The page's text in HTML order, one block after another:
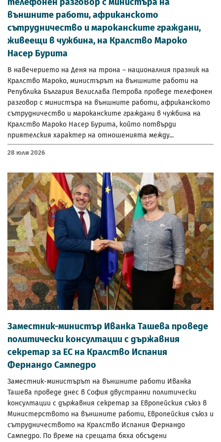
външните работи, африканското
сътрудничество и мароканските граждани,
живеещи в чужбина, на Кралство Мароко
Насер Бурита
В навечерието на Деня на трона – националния празник на
Кралство Мароко, министърът на външните работи на
Република България Велислава Петрова проведе телефонен
разговор с министъра на външните работи, африканското
сътрудничество и мароканските граждани в чужбина на
Кралство Мароко Насер Бурита, който потвърди
приятелския характер на отношенията между...
28 Юли 2026
Заместник-министър Иванка Ташева проведе
политически консултации с държавния
секретар за ЕС на Кралство Испания
Фернандо Сампедро
Заместник-министърът на външните работи Иванка
Ташева проведе днес в София двустранни политически
консултации с държавния секретар за Европейския съюз в
Министерството на външните работи, Европейския съюз и
сътрудничеството на Кралство Испания Фернандо
Сампедро. По време на срещата бяха обсъдени